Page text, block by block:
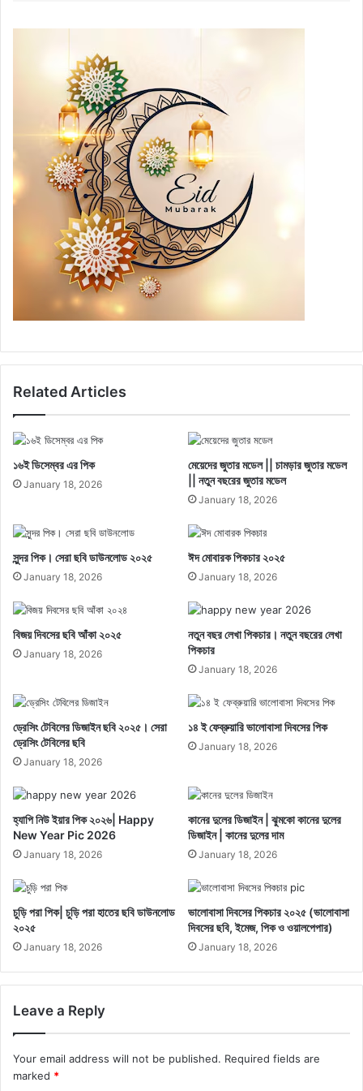
Related Articles
১৬ই ডিসেম্বর এর পিক
January 18, 2026
মেয়েদের জুতার মডেল || চামড়ার জুতার মডেল
|| নতুন বছরের জুতার মডেল
January 18, 2026
সুন্দর পিক। সেরা ছবি ডাউনলোড ২০২৫
January 18, 2026
ঈদ মোবারক পিকচার ২০২৫
January 18, 2026
বিজয় দিবসের ছবি আঁকা ২০২৫
January 18, 2026
নতুন বছর লেখা পিকচার। নতুন বছরের লেখা
পিকচার
January 18, 2026
ড্রেসিং টেবিলের ডিজাইন ছবি ২০২৫। সেরা
ড্রেসিং টেবিলের ছবি
January 18, 2026
১৪ ই ফেব্রুয়ারি ভালোবাসা দিবসের পিক
January 18, 2026
হ্যাপি নিউ ইয়ার পিক ২০২৬| Happy
New Year Pic 2026
January 18, 2026
কানের দুলের ডিজাইন | ঝুমকো কানের দুলের
ডিজাইন | কানের দুলের দাম
January 18, 2026
চুড়ি পরা পিক| চুড়ি পরা হাতের ছবি ডাউনলোড
২০২৫
January 18, 2026
ভালোবাসা দিবসের পিকচার ২০২৫ (ভালোবাসা
দিবসের ছবি, ইমেজ, পিক ও ওয়ালপেপার)
January 18, 2026
Leave a Reply
Your email address will not be published. Required fields are
marked *